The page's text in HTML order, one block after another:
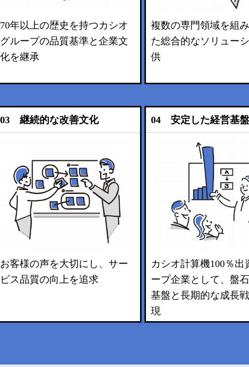
70年以上の歴史を持つカシオ
グループの品質基準と企業文
化を継承
複数の専門領域を組
た総合的なソリュー
供
03 継続的な改善文化
お客様の声を大切にし、サー
ビス品質の向上を追求
04 安定した経営基盤
カシオ計算機100％出
ープ企業として、盤
基盤と長期的な成長
現